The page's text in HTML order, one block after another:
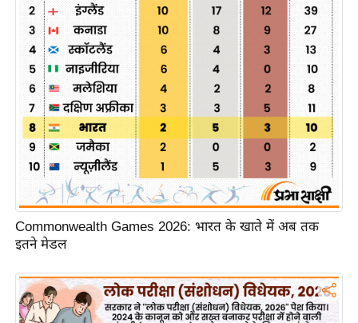
फै
रे
लू
प
र्य
ट
न
स्थ
ल
Commonwealth Games 2026: भारत के खाते में अब तक
इतने मेडल